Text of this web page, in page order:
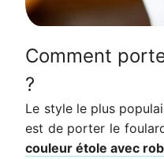
Comment
?
Le style le plus
est de porter le
couleur étole avec